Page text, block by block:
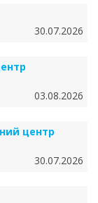
30.07.2026
03.08.2026
центр
30.07.2026